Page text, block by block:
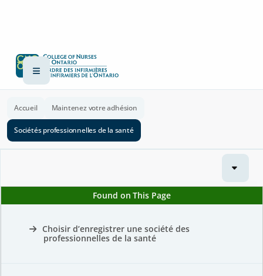
Accueil Maintenez votre adhésion
Sociétés professionnelles de la santé
Found on This Page
Choisir d’enregistrer une société des
professionnelles de la santé